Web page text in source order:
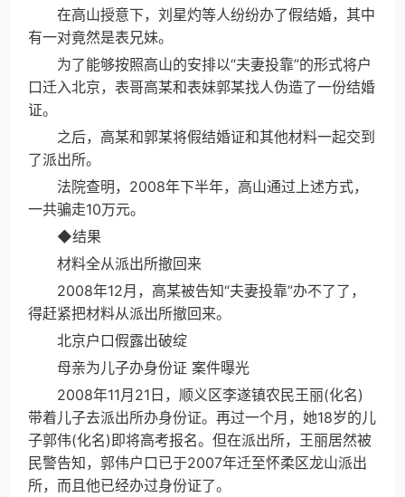
在高山授意下，刘星灼等人纷纷办了假结婚，其中
有一对竟然是表兄妹。
为了能够按照高山的安排以“夫妻投靠”的形式将户
口迁入北京，表哥高某和表妹郭某找人伪造了一份结婚
证。
之后，高某和郭某将假结婚证和其他材料一起交到
了派出所。
法院查明，2008年下半年，高山通过上述方式，
一共骗走10万元。
◆结果
材料全从派出所撤回来
2008年12月，高某被告知“夫妻投靠”办不了了，
得赶紧把材料从派出所撤回来。
北京户口假露出破绽
母亲为儿子办身份证 案件曝光
2008年11月21日，顺义区李遂镇农民王丽(化名)
带着儿子去派出所办身份证。再过一个月，她18岁的儿
子郭伟(化名)即将高考报名。但在派出所，王丽居然被
民警告知，郭伟户口已于2007年迁至怀柔区龙山派出
所，而且他已经办过身份证了。